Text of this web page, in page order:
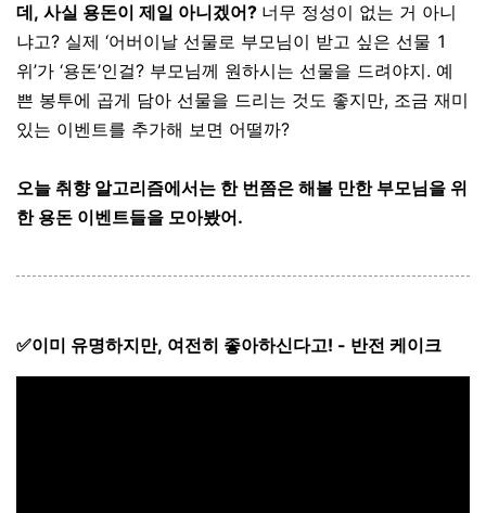
데, 사실 용돈이 제일 아니겠어? 너무 정성이 없는 거 아니
냐고? 실제 ‘어버이날 선물로 부모님이 받고 싶은 선물 1
위’가 ‘용돈’인걸? 부모님께 원하시는 선물을 드려야지. 예
쁜 봉투에 곱게 담아 선물을 드리는 것도 좋지만, 조금 재미
있는 이벤트를 추가해 보면 어떨까?
오늘 취향 알고리즘에서는 한 번쯤은 해볼 만한 부모님을 위
한 용돈 이벤트들을 모아봤어.
✅이미 유명하지만, 여전히 좋아하신다고! - 반전 케이크